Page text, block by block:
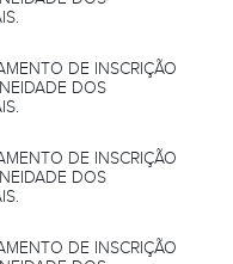
DE INSCRIÇÃO
DOS
DE INSCRIÇÃO
DOS
DE INSCRIÇÃO